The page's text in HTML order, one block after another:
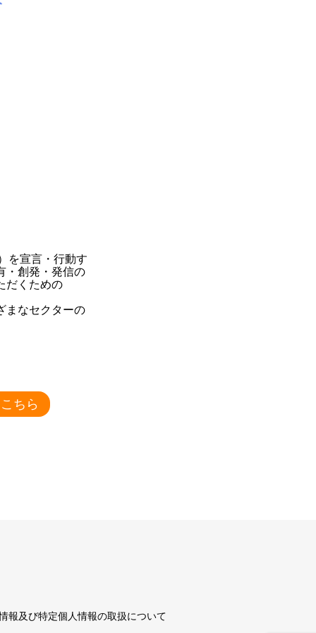
を宣言・行動す
・創発・発信の
だくための
まなセクターの
ちら
報及び特定個人情報の取扱について